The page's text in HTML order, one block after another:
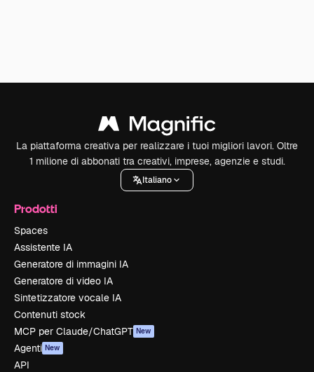
La piattaforma creativa per realizzare i tuoi migliori lavori. Oltre
1 milione di abbonati tra creativi, imprese, agenzie e studi.
Italiano
Prodotti
Spaces
Assistente IA
Generatore di immagini IA
Generatore di video IA
Sintetizzatore vocale IA
Contenuti stock
MCP per Claude/ChatGPT New
Agenti New
API